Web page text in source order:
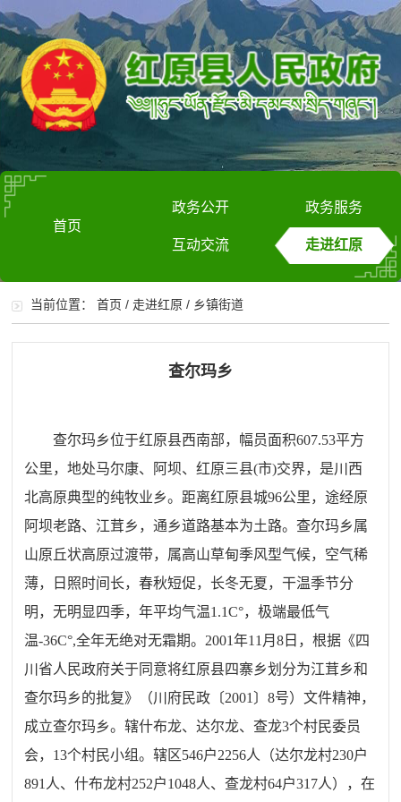
首页
政务公开 政务服务
互动交流 走进红原
当前位置：首页 /走进红原 / 乡镇街道
查尔玛乡
查尔玛乡位于红原县西南部，幅员面积607.53平方
公里，地处马尔康、阿坝、红原三县(市)交界，是川西
北高原典型的纯牧业乡。距离红原县城96公里，途经原
阿坝老路、江茸乡，通乡道路基本为土路。查尔玛乡属
山原丘状高原过渡带，属高山草甸季风型气候，空气稀
薄，日照时间长，春秋短促，长冬无夏，干温季节分
明，无明显四季，年平均气温1.1C°，极端最低气
温-36C°,全年无绝对无霜期。2001年11月8日，根据《四
川省人民政府关于同意将红原县四寨乡划分为江茸乡和
查尔玛乡的批复》（川府民政〔2001〕8号）文件精神，
成立查尔玛乡。辖什布龙、达尔龙、查龙3个村民委员
会，13个村民小组。辖区546户2256人（达尔龙村230户
891 人、什布龙村252户1048人、查龙村64户317人），在